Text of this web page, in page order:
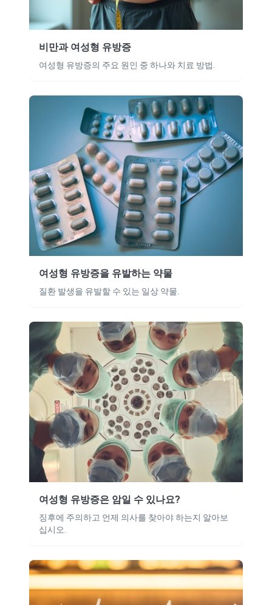
비만과 여성형 유방증
여성형 유방증의 주요 원인 중 하나와 치료 방법.
여성형 유방증을 유발하는 약물
질환 발생을 유발할 수 있는 일상 약물.
여성형 유방증은 암일 수 있나요?
징후에 주의하고 언제 의사를 찾아야 하는지 알아보
십시오.